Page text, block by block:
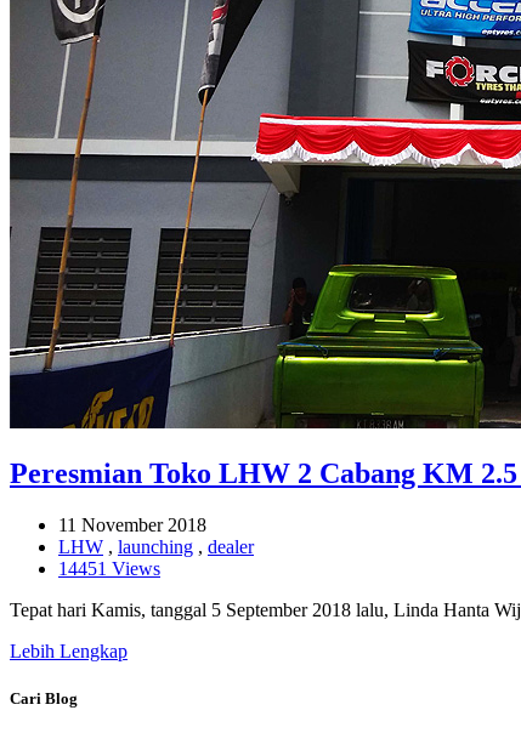
Peresmian Toko LHW 2 Cabang KM
11 November 2018
LHW , launching , dealer
14451 Views
Tepat hari Kamis, tanggal 5 September 2018 lalu, Linda Hanta
Lebih Lengkap
Cari Blog